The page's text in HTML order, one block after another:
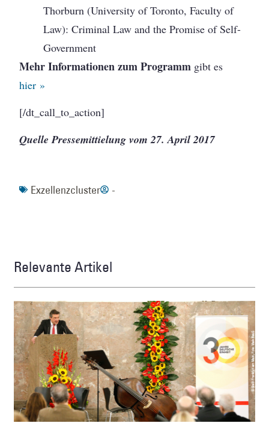
Thorburn (University of Toronto, Faculty of
Law): Criminal Law and the Promise of Self-
Government
Mehr Informationen zum Programm gibt es
hier »
[/dt_call_to_action]
Quelle Pressemittielung vom 27. April 2017
Exzellenzcluster -
Relevante Artikel